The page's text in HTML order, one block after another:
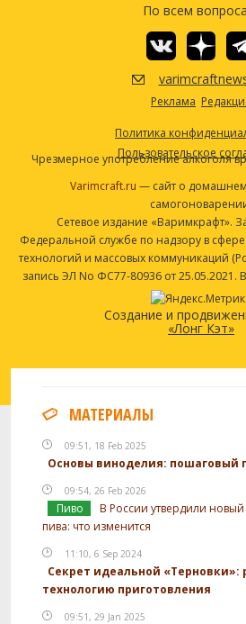
По всем
Реклама
Политика
Пользовательское
Чрезмерное употребление алкоголя
Varimcraft.ru — сайт о
Сетевое издание «Варимкрафт».
Федеральной службе по надзору в
технологий и массовых коммуникаций
запись ЭЛ No ФС77-80936 от
Создание и
«Лонг Кэт»
МАТЕРИАЛЫ
09:51, 18 Feb 2025
Основы виноделия: пошаговый
09:54, 26 Feb 2026
Пиво
В России утвердили новый
пива: что изменится
11:10, 6 Sep 2024
Секрет идеальной «Терновки»:
технологию приготовления
09:51, 29 Jan 2025